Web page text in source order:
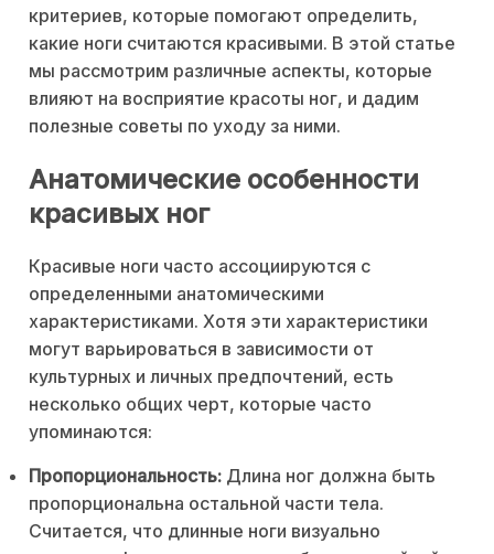
критериев, которые помогают определить,
какие ноги считаются красивыми. В этой статье
мы рассмотрим различные аспекты, которые
влияют на восприятие красоты ног, и дадим
полезные советы по уходу за ними.
Анатомические особенности
красивых ног
Красивые ноги часто ассоциируются с
определенными анатомическими
характеристиками. Хотя эти характеристики
могут варьироваться в зависимости от
культурных и личных предпочтений, есть
несколько общих черт, которые часто
упоминаются:
Пропорциональность: Длина ног должна быть
пропорциональна остальной части тела.
Считается, что длинные ноги визуально